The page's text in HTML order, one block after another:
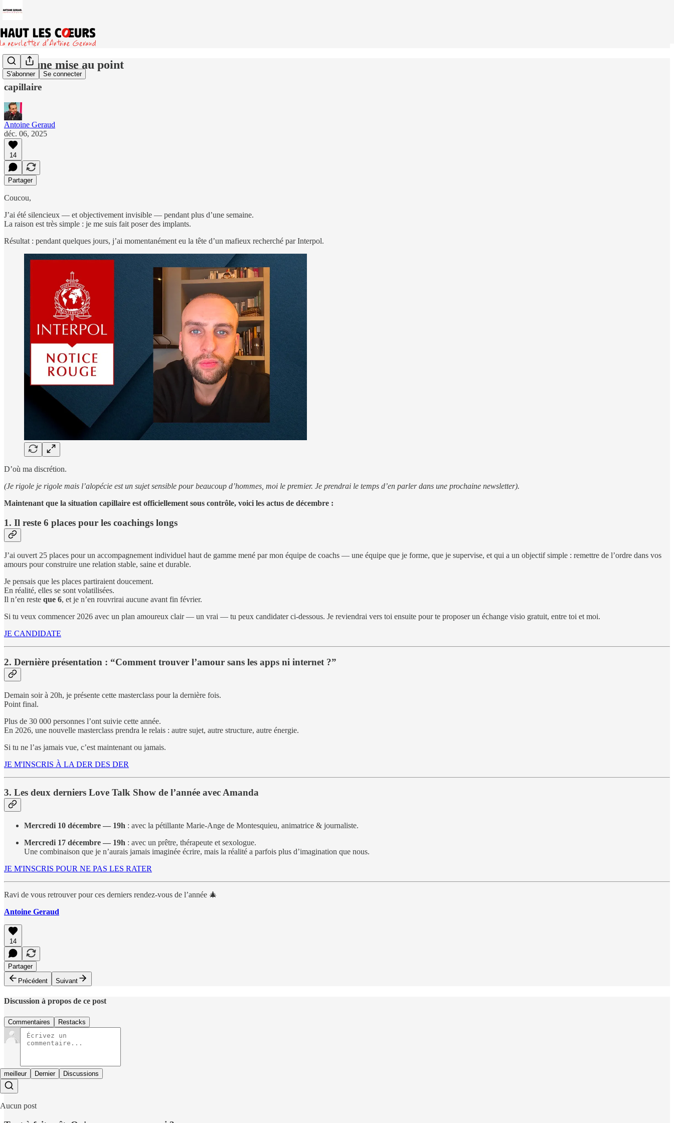
S'abonner Se connecter
Juste une mise au point
capillaire
Antoine Geraud
déc. 06, 2025
14
Partager
Coucou,
J’ai été silencieux — et objectivement invisible — pendant plus d’une semaine.
La raison est très simple : je me suis fait poser des implants.
Résultat : pendant quelques jours, j’ai momentanément eu la tête d’un mafieux recherché par Interpol.
D’où ma discrétion.
(Je rigole je rigole mais l’alopécie est un sujet sensible pour beaucoup d’hommes, moi le premier. Je prendrai le temps d’en parler dans une prochaine newsletter).
Maintenant que la situation capillaire est officiellement sous contrôle, voici les actus de décembre :
1. Il reste 6 places pour les coachings longs
J’ai ouvert 25 places pour un accompagnement individuel haut de gamme mené par mon équipe de coachs — une équipe que je forme, que je supervise, et qui a un objectif simple : remettre de l’ordre dans vos
amours pour construire une relation stable, saine et durable.
Je pensais que les places partiraient doucement.
En réalité, elles se sont volatilisées.
Il n’en reste que 6, et je n’en rouvrirai aucune avant fin février.
Si tu veux commencer 2026 avec un plan amoureux clair — un vrai — tu peux candidater ci-dessous. Je reviendrai vers toi ensuite pour te proposer un échange visio gratuit, entre toi et moi.
JE CANDIDATE
2. Dernière présentation : “Comment trouver l’amour sans les apps ni internet ?”
Demain soir à 20h, je présente cette masterclass pour la dernière fois.
Point final.
Plus de 30 000 personnes l’ont suivie cette année.
En 2026, une nouvelle masterclass prendra le relais : autre sujet, autre structure, autre énergie.
Si tu ne l’as jamais vue, c’est maintenant ou jamais.
JE M'INSCRIS À LA DER DES DER
3. Les deux derniers Love Talk Show de l’année avec Amanda
Mercredi 10 décembre — 19h : avec la pétillante Marie-Ange de Montesquieu, animatrice & journaliste.
Mercredi 17 décembre — 19h : avec un prêtre, thérapeute et sexologue.
Une combinaison que je n’aurais jamais imaginée écrire, mais la réalité a parfois plus d’imagination que nous.
JE M'INSCRIS POUR NE PAS LES RATER
Ravi de vous retrouver pour ces derniers rendez-vous de l’année 🎄
Antoine Geraud
14
Partager
Précédent
Suivant
Discussion à propos de ce post
Commentaires Restacks
meilleur Dernier Discussions
Aucun post